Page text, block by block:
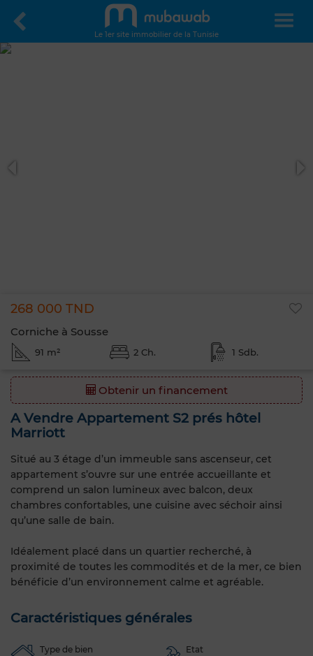
Le 1er site immobilier de la Tunisie
268 000 TND
Corniche à Sousse
91 m² 2 Ch. 1 Sdb.
Obtenir un financement
A Vendre Appartement S2 prés hôtel
Marriott
Situé au 3 étage d’un immeuble sans ascenseur, cet
appartement s’ouvre sur une entrée accueillante et
comprend un salon lumineux avec balcon, deux
chambres confortables, une cuisine avec séchoir ainsi
qu’une salle de bain.
Idéalement placé dans un quartier recherché, à
proximité de toutes les commodités et de la mer, ce bien
bénéficie d’un environnement calme et agréable.
Caractéristiques générales
Type de bien Etat